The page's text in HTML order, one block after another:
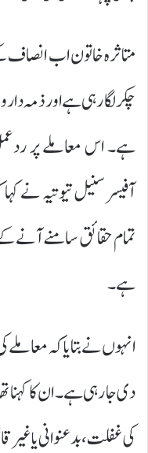
متاثرہ خاتون اب
چکر لگا رہی ہے اور ذمہ
ہے۔ اس معاملے پر
آفیسر سنیل تیوتیہ نے کہا
تمام حقائق سامنے آنے کے
ہے۔
انہوں نے بتایا کہ
دی جا رہی ہے۔ ان کا کہنا
کی غفلت، بدعنوانی یا